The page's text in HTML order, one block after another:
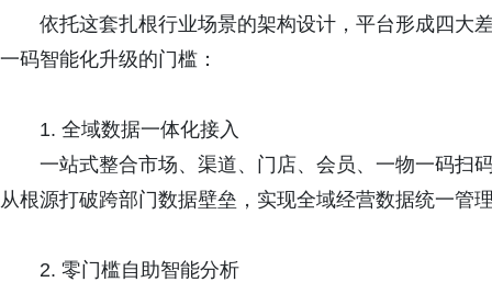
依托这套扎根行业场景的架构设计，平台形成四大
一码智能化升级的门槛：
1. 全域数据一体化接入
一站式整合市场、渠道、门店、会员、一物一码扫
从根源打破跨部门数据壁垒，实现全域经营数据统一管
2. 零门槛自助智能分析